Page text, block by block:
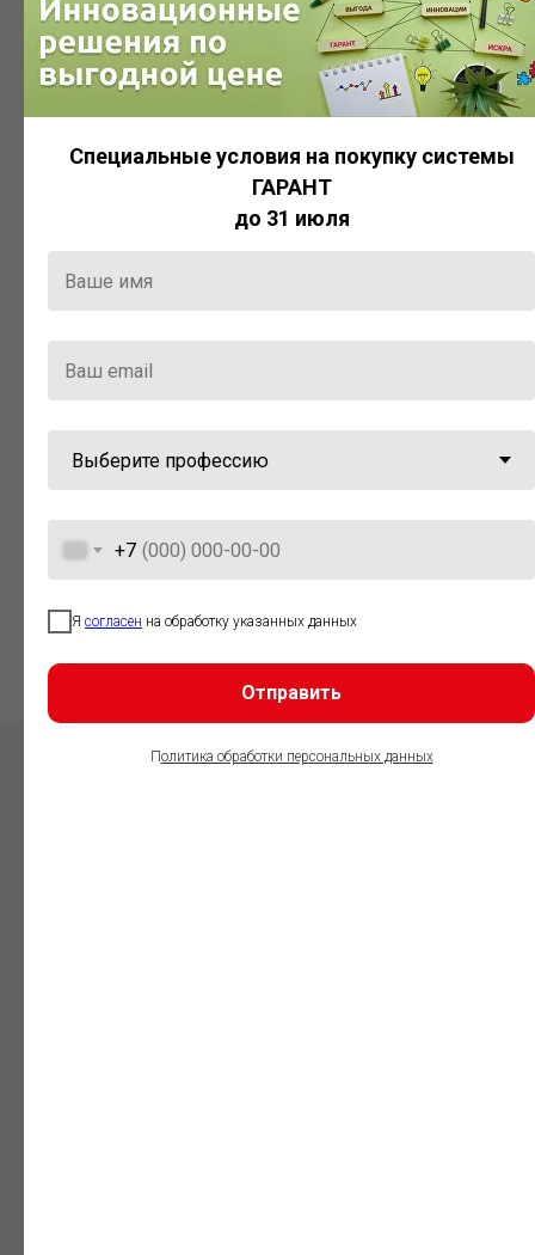
Компания «Гарант» стала
победителем премии «Время
Система
ГАРАНТ
Актуальная правовая информация
и инструменты для максимально
эффективной работы с ней.
Специальные условия на покупку системы
ГАРАНТ
до 31 июля
+7
Я согласен на обработку указанных данных
Отправить
Политика обработки персональных данных